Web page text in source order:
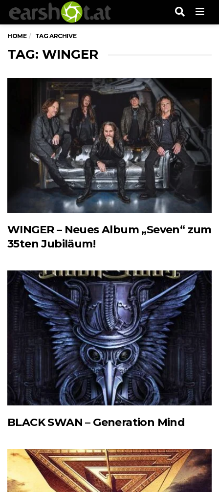
HOME TAG ARCHIVE
TAG: WINGER
WINGER – Neues Album „Seven“ zum
35ten Jubiläum!
BLACK SWAN – Generation Mind